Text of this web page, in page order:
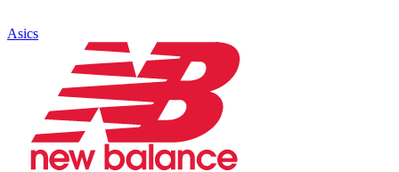
Asics